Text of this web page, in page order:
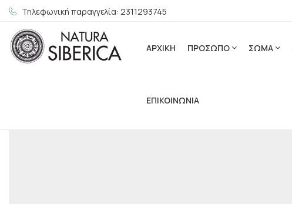
Τηλεφωνική παραγγελία: 2311293745
ΑΡΧΙΚΗ ΠΡΟΣΩΠΟ ΣΩΜΑ
ΕΠΙΚΟΙΝΩΝΙΑ